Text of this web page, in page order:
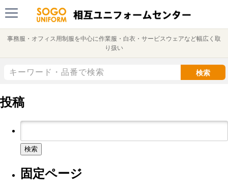
事務服・オフィス用制服を中心に作業服・白衣・サービスウェアなど幅広く取
り扱い
検索
投稿
検
固定ページ